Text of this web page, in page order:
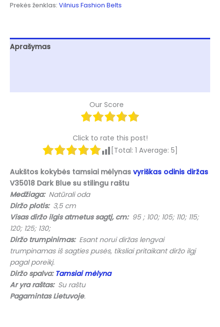
Prekės ženklas: Vilnius Fashion Belts
Aprašymas
Our Score
Click to rate this post!
[Total: 1 Average: 5]
Aukštos kokybės tamsiai mėlynas vyriškas odinis diržas
V35018 Dark Blue su stilingu raštu
Medžiaga: Natūrali oda
Diržo plotis:3,5 cm
Visas diržo ilgis atmetus sagtį, cm:95 ; 100; 105; 110; 115;
120; 125; 130;
Diržo trumpinimas:Esant norui diržas lengvai
trumpinamas iš sagties pusės, tiksliai pritaikant diržo ilgį
pagal poreikį.
Diržo spalva: Tamsiai mėlyna
Ar yra raštas:Su raštu
Pagamintas Lietuvoje.